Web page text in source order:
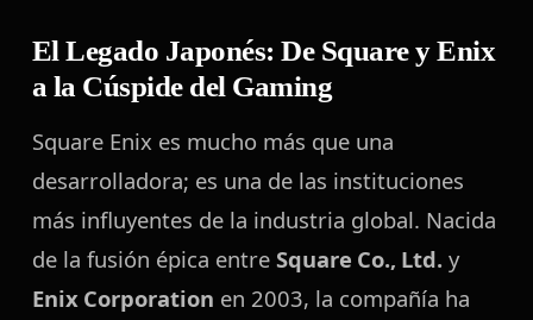
El Legado Japonés: De Square y Enix
a la Cúspide del Gaming
Square Enix es mucho más que una
desarrolladora; es una de las instituciones
más influyentes de la industria global. Nacida
de la fusión épica entre Square Co., Ltd. y
Enix Corporation en 2003, la compañía ha